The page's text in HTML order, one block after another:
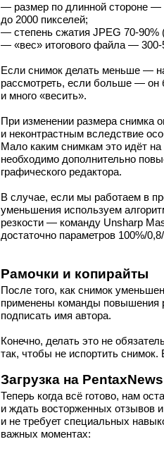
— размер по длинной стороне —
до 2000 пикселей;
— степень сжатия JPEG 70-90%
— «вес» итогового файла — 300-
Если снимок делать меньше —
рассмотреть, если больше — он
и много «весить».
При изменении размера снимка
и неконтрастным вследствие
Мало каким снимкам это идёт
необходимо дополнительно
графического редактора.
В случае, если мы работаем в
уменьшения используем
резкости — команду Unsharp
достаточно параметров 100%/
Рамочки и копирайты
После того, как снимок
применены команды повышения
подписать имя автора.
Конечно, делать это не
так, чтобы не испортить
Загрузка на
Теперь когда всё готово, нам
и ждать восторженных отзывов
и не требует специальных
важных моментах: